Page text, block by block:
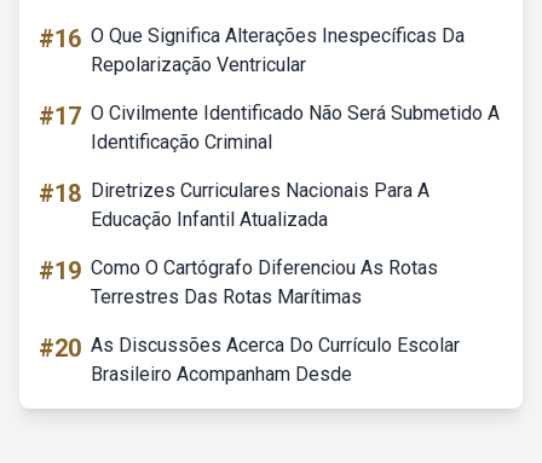
#16 O Que Significa Alterações Inespecíficas Da
Repolarização Ventricular
#17 O Civilmente Identificado Não Será Submetido A
Identificação Criminal
#18 Diretrizes Curriculares Nacionais Para A
Educação Infantil Atualizada
#19 Como O Cartógrafo Diferenciou As Rotas
Terrestres Das Rotas Marítimas
#20 As Discussões Acerca Do Currículo Escolar
Brasileiro Acompanham Desde